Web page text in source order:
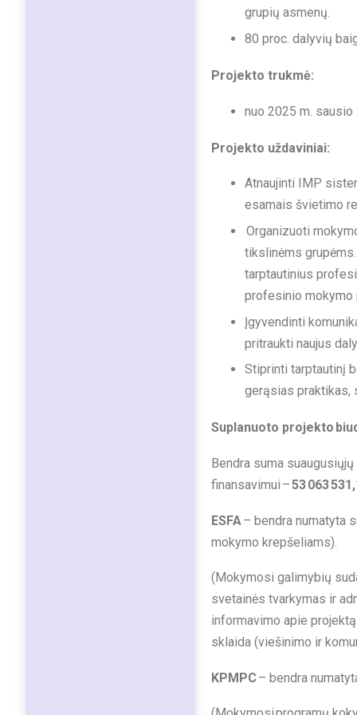
grupių asmenų.
80 proc. dalyvių
Projekto trukmė:
nuo 2025 m.
Projekto uždaviniai:
Atnaujinti IMP
esamais švietimo
Organizuoti
tikslinėms
tarptautinius
profesinio mokymo
Įgyvendinti
pritraukti naujus
Stiprinti tarptautinį
gerąsias praktikas,
Suplanuoto projekto
Bendra suma
finansavimui –53 063
ESFA – bendra numatyta
mokymo krepšeliams).
(Mokymosi galimybių
svetainės tvarkymas ir
informavimo apie
sklaida (viešinimo ir
KPMPC– bendra